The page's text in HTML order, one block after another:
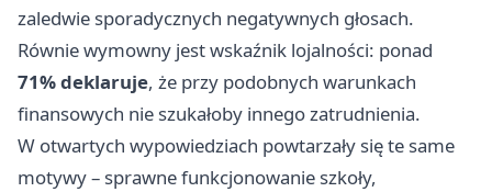
zaledwie sporadycznych negatywnych głosach.
Równie wymowny jest wskaźnik lojalności: ponad
71% deklaruje, że przy podobnych warunkach
finansowych nie szukałoby innego zatrudnienia.
W otwartych wypowiedziach powtarzały się te same
motywy – sprawne funkcjonowanie szkoły,